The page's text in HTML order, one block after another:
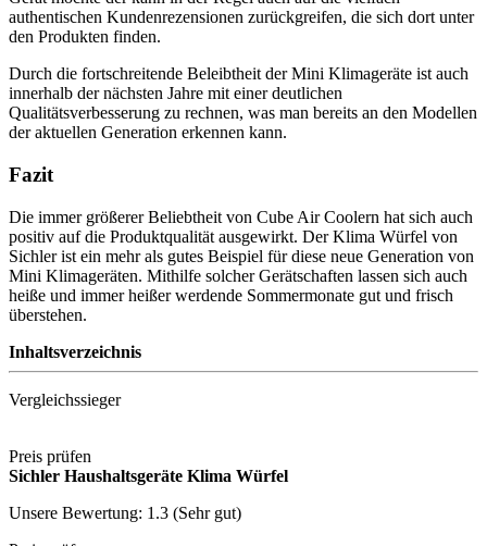
authentischen Kundenrezensionen zurückgreifen, die sich dort unter
den Produkten finden.
Durch die fortschreitende Beleibtheit der Mini Klimageräte ist auch
innerhalb der nächsten Jahre mit einer deutlichen
Qualitätsverbesserung zu rechnen, was man bereits an den Modellen
der aktuellen Generation erkennen kann.
Fazit
Die immer größerer Beliebtheit von Cube Air Coolern hat sich auch
positiv auf die Produktqualität ausgewirkt. Der Klima Würfel von
Sichler ist ein mehr als gutes Beispiel für diese neue Generation von
Mini Klimageräten. Mithilfe solcher Gerätschaften lassen sich auch
heiße und immer heißer werdende Sommermonate gut und frisch
überstehen.
Inhaltsverzeichnis
Vergleichssieger
Preis prüfen
Sichler Haushaltsgeräte Klima Würfel
Unsere Bewertung: 1.3 (Sehr gut)